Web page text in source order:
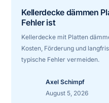
Kellerdecke dämmen
Fehler ist
Kellerdecke mit Platten
Kosten, Förderung und
typische Fehler vermeiden.
Axel Schimpf
August 5, 2026